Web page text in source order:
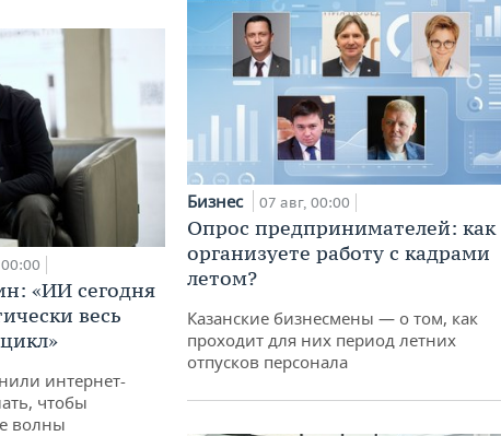
«ИИ сегодня
весь
интернет-
чтобы
волны
Бизнес 07 авг, 00:00
Опрос предпринимателей: как
организуете работу с кадрами
летом?
Казанские бизнесмены — о том, как
проходит для них период летних
отпусков персонала